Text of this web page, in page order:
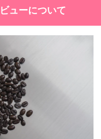
ューについて